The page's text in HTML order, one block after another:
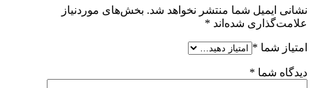
نشانی ایمیل شما منتشر نخواهد شد. بخش‌های موردنیاز
علامت‌گذاری شده‌اند *
امتیاز شما *
دیدگاه شما *